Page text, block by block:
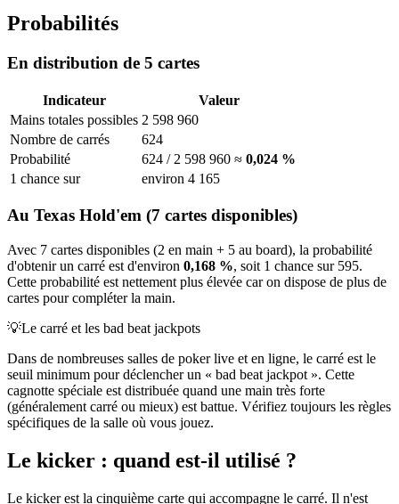
Probabilités
En distribution de 5 cartes
Indicateur
Valeur
Mains totales possibles 2 598 960
Nombre de carrés
624
Probabilité
624 / 2 598 960 ≈ 0,024 %
1 chance sur
environ 4 165
Au Texas Hold'em (7 cartes disponibles)
Avec 7 cartes disponibles (2 en main + 5 au board), la probabilité
d'obtenir un carré est d'environ 0,168 %, soit 1 chance sur 595.
Cette probabilité est nettement plus élevée car on dispose de plus de
cartes pour compléter la main.
💡Le carré et les bad beat jackpots
Dans de nombreuses salles de poker live et en ligne, le carré est le
seuil minimum pour déclencher un « bad beat jackpot ». Cette
cagnotte spéciale est distribuée quand une main très forte
(généralement carré ou mieux) est battue. Vérifiez toujours les règles
spécifiques de la salle où vous jouez.
Le kicker : quand est-il utilisé ?
Le kicker est la cinquième carte qui accompagne le carré. Il n'est